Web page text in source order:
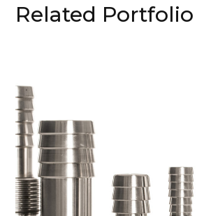
Related Portfolio